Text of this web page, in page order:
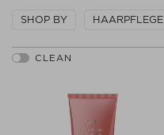
SHOP BY HAARPFLEGE